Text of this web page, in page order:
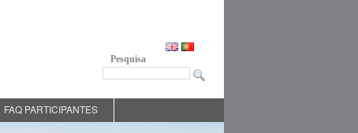
Pesquisa
FAQ PARTICIPANTES